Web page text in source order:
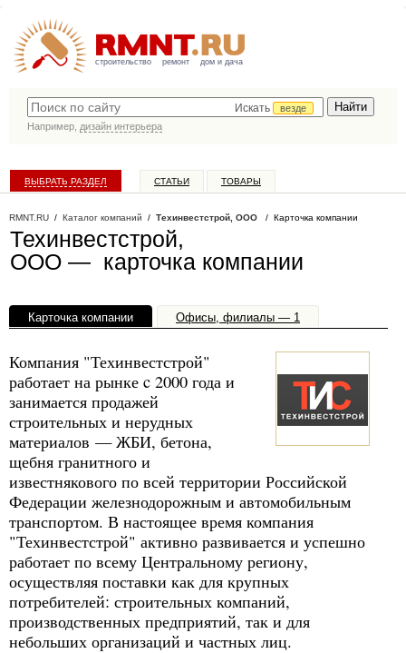
строительство ремонт дом и дача
Искать
везде
Например, дизайн интерьера
ВЫБРАТЬ РАЗДЕЛ СТАТЬИ ТОВАРЫ
RMNT.RU / Каталог компаний / Техинвестстрой, ООО / Карточка компании
Техинвестстрой,
ООО — карточка компании
Карточка компании Офисы, филиалы — 1
Компания "Техинвестстрой"
работает на рынке c 2000 года и
занимается продажей
строительных и нерудных
материалов — ЖБИ, бетона,
щебня гранитного и
известнякового по всей территории Российской
Федерации железнодорожным и автомобильным
транспортом. В настоящее время компания
"Техинвестстрой" активно развивается и успешно
работает по всему Центральному региону,
осуществляя поставки как для крупных
потребителей: строительных компаний,
производственных предприятий, так и для
небольших организаций и частных лиц.